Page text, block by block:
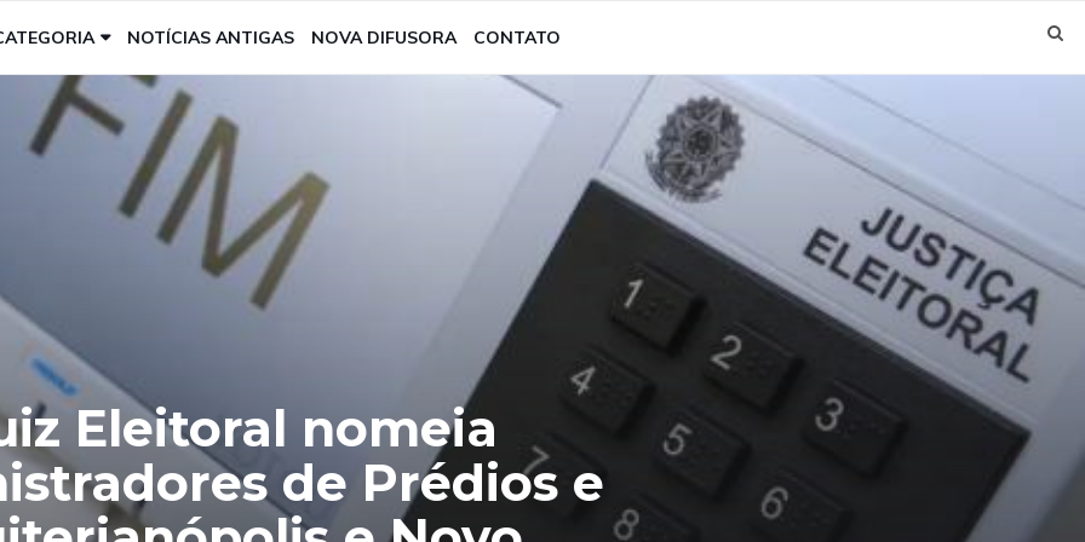
NOTÍCIAS ANTIGAS NOVA DIFUSORA CONTATO
Eleitoral nomeia
de Prédios e